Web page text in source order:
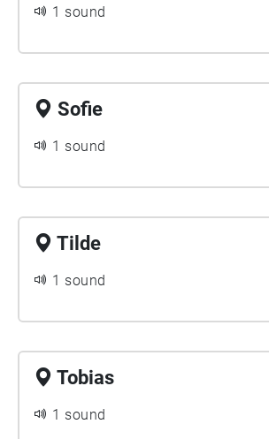
1 sound
Sofie
1 sound
Tilde
1 sound
Tobias
1 sound